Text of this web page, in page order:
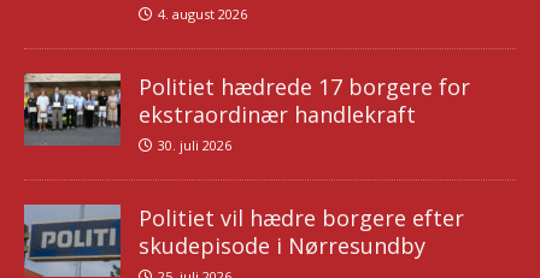
4. august 2026
Politiet hædrede 17 borgere for
ekstraordinær handlekraft
30. juli 2026
Politiet vil hædre borgere efter
skudepisode i Nørresundby